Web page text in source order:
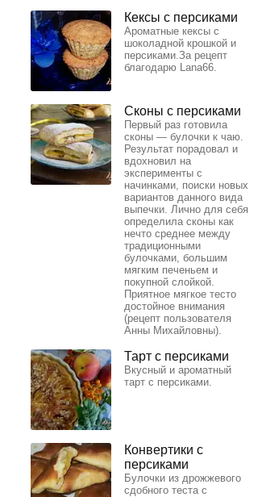
Кексы с персиками
Ароматные кексы с
шоколадной крошкой и
персиками.За рецепт
благодарю Lana66.
Сконы с персиками
Первый раз готовила
сконы — булочки к чаю.
Результат порадовал и
вдохновил на
эксперименты с
начинками, поиски новых
вариантов данного вида
выпечки. Лично для себя
определила сконы как
нечто среднее между
традиционными
булочками, большим
мягким печеньем и
покупной слойкой.
Приятное мягкое тесто
достойное внимания
(рецепт пользователя
Анны Михайловны).
Тарт с персиками
Вкусный и ароматный
тарт с персиками.
Конвертики с
персиками
Булочки из дрожжевого
сдобного теста с